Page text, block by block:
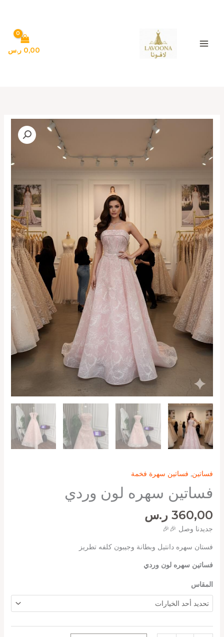
0,00 ر.س
فساتين, فساتين سهرة فخمة
فساتين سهره لون وردي
360,00 ر.س
جديدنا وصل 🎉🎉
فستان سهره دانتيل وبطانة وجيبون كلفه تطريز
فساتين سهره لون وردي
المقاس
سهره
لون
وردي